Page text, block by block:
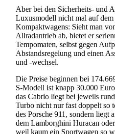
Aber bei den Sicherheits- und
Luxusmodell nicht mal auf
Kompaktwagens: Sieht man
Allradantrieb ab, bietet er
Tempomaten, selbst gegen
Abstandsregelung und einen
und -wechsel.
Die Preise beginnen bei
S-Modell ist knapp 30.000
das Cabrio liegt bei jeweils
Turbo nicht nur fast doppelt so
des Porsche 911, sondern liegt
dem Lamborghini Huracan
weil kaum ein Sportwagen so